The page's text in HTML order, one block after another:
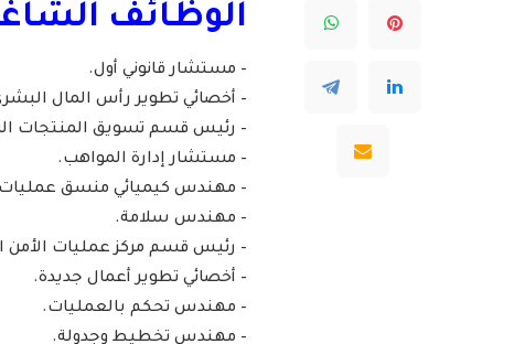
الوظائف
– مستشار قانوني أول.
– أخصائي تطوير رأس المال
– رئيس قسم تسويق المنتجات
– مستشار إدارة المواهب.
– مهندس كيميائي منسق
– مهندس سلامة.
– رئيس قسم مركز عمليات الأمن
– أخصائي تطوير أعمال جديدة.
– مهندس تحكم بالعمليات.
– مهندس تخطيط وجدولة.